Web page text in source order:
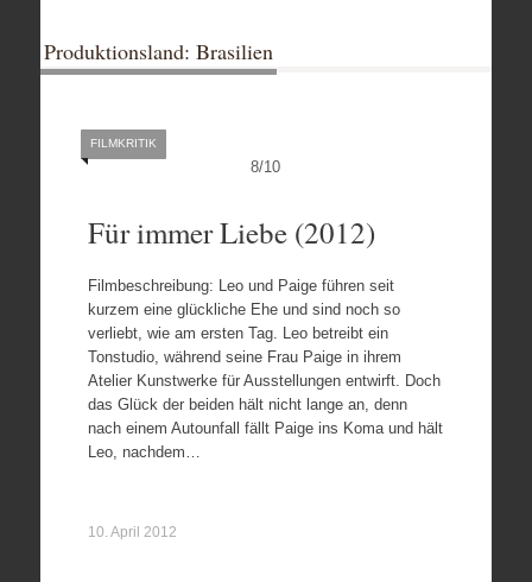
Produktionsland: Brasilien
8/10
FILMKRITIK
Für immer Liebe (2012)
Filmbeschreibung: Leo und Paige führen seit
kurzem eine glückliche Ehe und sind noch so
verliebt, wie am ersten Tag. Leo betreibt ein
Tonstudio, während seine Frau Paige in ihrem
Atelier Kunstwerke für Ausstellungen entwirft. Doch
das Glück der beiden hält nicht lange an, denn
nach einem Autounfall fällt Paige ins Koma und hält
Leo, nachdem…
10. April 2012